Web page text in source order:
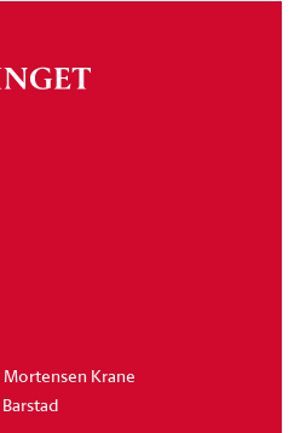
Krane